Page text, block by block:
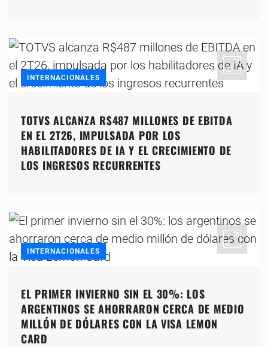
INTERNACIONALES
TOTVS ALCANZA R$487 MILLONES DE EBITDA
EN EL 2T26, IMPULSADA POR LOS
HABILITADORES DE IA Y EL CRECIMIENTO DE
LOS INGRESOS RECURRENTES
INTERNACIONALES
EL PRIMER INVIERNO SIN EL 30%: LOS
ARGENTINOS SE AHORRARON CERCA DE MEDIO
MILLÓN DE DÓLARES CON LA VISA LEMON
CARD